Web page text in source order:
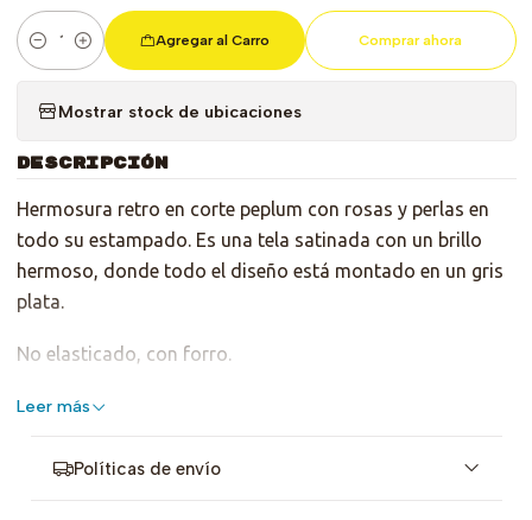
Cantidad
Agregar al Carro Comprar ahora
Mostrar stock de ubicaciones
DESCRIPCIÓN
Hermosura retro en corte peplum con rosas y perlas en
todo su estampado. Es una tela satinada con un brillo
hermoso, donde todo el diseño está montado en un gris
plata.
No elasticado, con forro.
Es talla M, revisa medidas <3
Leer más
Políticas de envío